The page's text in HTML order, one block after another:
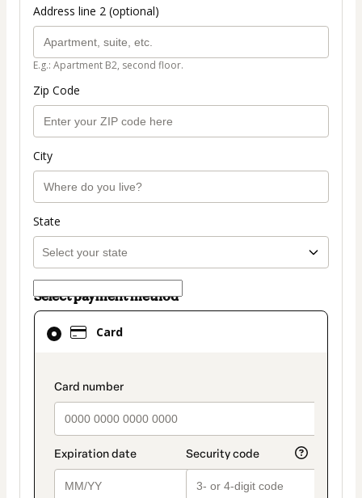
Address line 2 (optional)
E.g.: Apartment B2, second floor.
Zip Code
City
State
Select payment method
Card
payment_data.section_title_v2
Card
selected
method